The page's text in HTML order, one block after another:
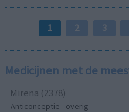
1 2 3
Medicijnen met de
Mirena (2378)
Anticonceptie - overig